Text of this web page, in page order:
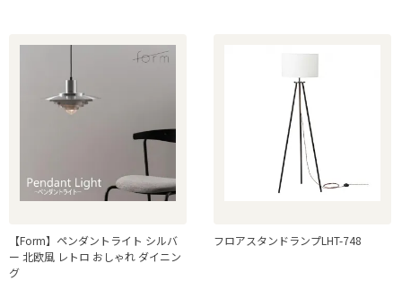
【Form】ペンダントライト シルバ
ー 北欧風 レトロ おしゃれ ダイニン
グ
フロアスタンドランプLHT-748